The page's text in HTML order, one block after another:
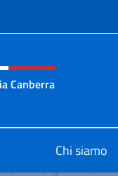
e
Canberra
Chi siamo